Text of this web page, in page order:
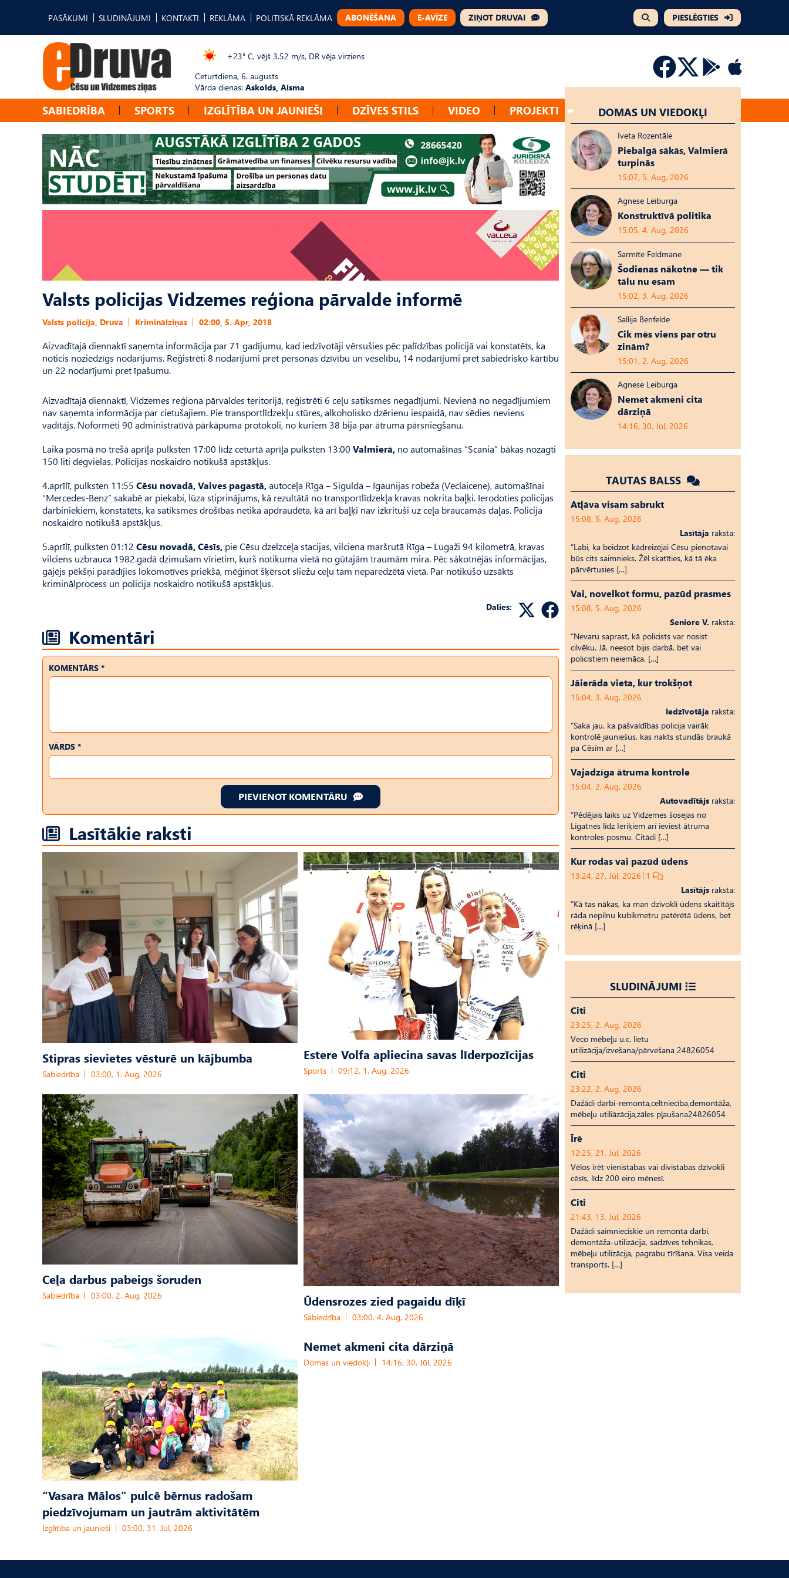
PASĀKUMI SLUDINĀJUMI KONTAKTI REKLĀMA POLITISKĀ REKLĀMA ABONĒŠANA E-AVĪZE ZIŅOT DRUVAI PIESLĒGTIES
+23° C, vējš 3.52 m/s, DR vēja virziens
Ceturtdiena, 6. augusts
Vārda dienas: Askolds, Aisma
SABIEDRĪBA SPORTS IZGLĪTĪBA UN JAUNIEŠI DZĪVES STILS VIDEO PROJEKTI
Valsts policijas Vidzemes reģiona pārvalde informē
Valsts policija, Druva Kriminālziņas 02:00, 5. Apr, 2018
Aizvadītajā diennaktī saņemta informācija par 71 gadījumu, kad iedzīvotāji vērsušies pēc palīdzības policijā vai konstatēts, ka
noticis noziedzīgs nodarījums. Reģistrēti 8 nodarījumi pret personas dzīvību un veselību, 14 nodarījumi pret sabiedrisko kārtību
un 22 nodarījumi pret īpašumu.
Aizvadītajā diennaktī, Vidzemes reģiona pārvaldes teritorijā, reģistrēti 6 ceļu satiksmes negadījumi. Nevienā no negadījumiem
nav saņemta informācija par cietušajiem. Pie transportlīdzekļu stūres, alkoholisko dzērienu iespaidā, nav sēdies neviens
vadītājs. Noformēti 90 administratīvā pārkāpuma protokoli, no kuriem 38 bija par ātruma pārsniegšanu.
Laika posmā no trešā aprīļa pulksten 17:00 līdz ceturtā aprīļa pulksten 13:00 Valmierā, no automašīnas “Scania” bākas nozagti
150 liti degvielas. Policijas noskaidro notikušā apstākļus.
4.aprīlī, pulksten 11:55 Cēsu novadā, Vaives pagastā,autoceļa Rīga – Sigulda – Igaunijas robeža (Veclaicene), automašīnai
“Mercedes-Benz” sakabē ar piekabi, lūza stiprinājums, kā rezultātā no transportlīdzekļa kravas nokrita baļķi. Ierodoties policijas
darbiniekiem, konstatēts, ka satiksmes drošības netika apdraudēta, kā arī baļķi nav izkrituši uz ceļa braucamās daļas. Policija
noskaidro notikušā apstākļus.
5.aprīlī, pulksten 01:12 Cēsu novadā, Cēsīs, pie Cēsu dzelzceļa stacijas, vilciena maršrutā Rīga – Lugaži 94 kilometrā, kravas
vilciens uzbrauca 1982.gadā dzimušam vīrietim, kurš notikuma vietā no gūtajām traumām mira. Pēc sākotnējās informācijas,
gājējs pēkšņi parādījies lokomotīves priekšā, mēģinot šķērsot sliežu ceļu tam neparedzētā vietā. Par notikušo uzsākts
kriminālprocess un policija noskaidro notikušā apstākļus.
Dalies:
Komentāri
KOMENTĀRS *
VĀRDS *
PIEVIENOT KOMENTĀRU
Lasītākie raksti
Stipras sievietes vēsturē un kājbumba
Sabiedrība 03:00, 1. Aug, 2026
Estere Volfa apliecina savas līderpozīcijas
Sports 09:12, 1. Aug, 2026
Ceļa darbus pabeigs šoruden
Sabiedrība 03:00, 2. Aug, 2026 Ūdensrozes zied pagaidu dīķī
Sabiedrība 03:00, 4. Aug, 2026
“Vasara Mālos” pulcē bērnus radošam
piedzīvojumam un jautrām aktivitātēm
Izglītība un jaunieši 03:00, 31. Jūl, 2026
Nemet akmeni cita dārziņā
Domas un viedokļi 14:16, 30. Jūl, 2026
DOMAS UN VIEDOKĻI
Iveta Rozentāle
Piebalgā sākās, Valmierā
turpinās
15:07, 5. Aug, 2026
Agnese Leiburga
Konstruktīvā politika
15:05, 4. Aug, 2026
Sarmīte Feldmane
Šodienas nākotne — tik
tālu nu esam
15:02, 3. Aug, 2026
Sallija Benfelde
Cik mēs viens par otru
zinām?
15:01, 2. Aug, 2026
Agnese Leiburga
Nemet akmeni cita
dārziņā
14:16, 30. Jūl, 2026
TAUTAS BALSS
Atļāva visam sabrukt
15:08, 5. Aug, 2026
Lasītāja raksta:
“Labi, ka beidzot kādreizējai Cēsu pienotavai
būs cits saimnieks. Žēl skatīties, kā tā ēka
pārvērtusies […]
Vai, novelkot formu, pazūd prasmes
15:08, 5. Aug, 2026
Seniore V. raksta:
“Nevaru saprast, kā policists var nosist
cilvēku. Jā, neesot bijis darbā, bet vai
policistiem neiemāca, […]
Jāierāda vieta, kur trokšņot
15:04, 3. Aug, 2026
Iedzīvotāja raksta:
“Saka jau, ka pašvaldības policija vairāk
kontrolē jauniešus, kas nakts stundās braukā
pa Cēsīm ar […]
Vajadzīga ātruma kontrole
15:04, 2. Aug, 2026
Autovadītājs raksta:
“Pēdējais laiks uz Vid­ze­mes šosejas no
Līgatnes līdz Ieriķiem arī ieviest ātruma
kontroles posmu. Citādi […]
Kur rodas vai pazūd ūdens
13:24, 27. Jūl, 2026 1
Lasītājs raksta:
“Kā tas nākas, ka man dzīvoklī ūdens skaitītājs
rāda nepilnu kubikmetru patērētā ūdens, bet
rēķinā […]
SLUDINĀJUMI
Citi
23:25, 2. Aug, 2026
Veco mēbeļu u.c. lietu
utilizācija/izvešana/pārvešana 24826054
Citi
23:22, 2. Aug, 2026
Dažādi darbi-remonta,celtniecība,demontāža,
mēbeļu utiliāzācija,zāles pļaušana24826054
Īrē
12:25, 21. Jūl, 2026
Vēlos īrēt vienistabas vai divistabas dzīvokli
cēsīs, līdz 200 eiro mēnesī.
Citi
21:43, 13. Jūl, 2026
Dažādi saimnieciskie un remonta darbi,
demontāža-utilizācija, sadzīves tehnikas,
mēbeļu utilizācija, pagrabu tīrīšana. Visa veida
transports. […]